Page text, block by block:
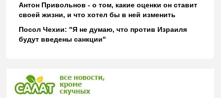
Антон Привольнов - о том, какие оценки он ставит
своей жизни, и что хотел бы в ней изменить
Посол Чехии: "Я не думаю, что против Израиля
будут введены санкции"